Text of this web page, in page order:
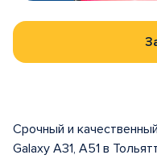
Срочный и
Galaxy A31, A51 в